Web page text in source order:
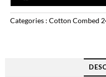
Categories : Cotton Combed